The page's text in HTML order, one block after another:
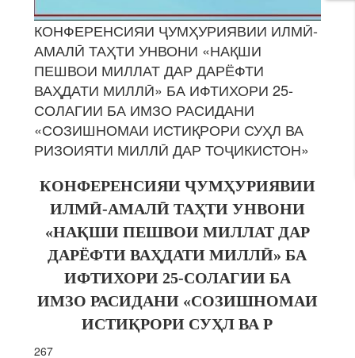
КОНФЕРЕНСИЯИ ҶУМҲУРИЯВИИ ИЛМӢ-
АМАЛӢ ТАҲТИ УНВОНИ «НАҚШИ
ПЕШВОИ МИЛЛАТ ДАР ДАРЁФТИ
ВАҲДАТИ МИЛЛӢ» БА ИФТИХОРИ 25-
СОЛАГИИ БА ИМЗО РАСИДАНИ
«СОЗИШНОМАИ ИСТИҚРОРИ СУҲЛ ВА
РИЗОИЯТИ МИЛЛӢ ДАР ТОҶИКИСТОН»
КОНФЕРЕНСИЯИ ҶУМҲУРИЯВИИ
ИЛМӢ-АМАЛӢ ТАҲТИ УНВОНИ
«НАҚШИ ПЕШВОИ МИЛЛАТ ДАР
ДАРЁФТИ ВАҲДАТИ МИЛЛӢ» БА
ИФТИХОРИ 25-СОЛАГИИ БА
ИМЗО РАСИДАНИ «СОЗИШНОМАИ
ИСТИҚРОРИ СУҲЛ ВА Р
267